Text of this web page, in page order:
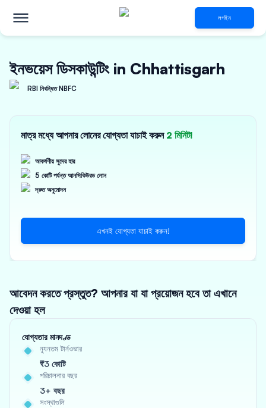
লগইন
ইনভয়েস ডিসকাউন্টিং in Chhattisgarh
RBI নিবন্ধিত NBFC
মাত্র মধ্যে আপনার লোনের যোগ্যতা যাচাই করুন 2 মিনিট!
আকর্ষণীয় সুদের হার
5 কোটি পর্যন্ত আনসিকিউরড লোন
দ্রুত অনুমোদন
এখনই যোগ্যতা যাচাই করুন!
আবেদন করতে প্রস্তুত? আপনার যা যা প্রয়োজন হবে তা এখানে
দেওয়া হল
যোগ্যতার মানদণ্ড
ন্যূনতম টার্নওভার
₹3 কোটি
পরিচালনার বছর
3+ বছর
সংস্থাগুলি